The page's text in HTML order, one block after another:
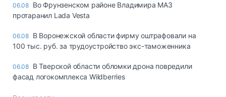
06.08 Во Фрунзенском районе Владимира МАЗ
протаранил Lada Vesta
06.08 В Воронежской области фирму оштрафовали на
100 тыс. руб. за трудоустройство экс-таможенника
06.08 В Тверской области обломки дрона повредили
фасад логокомплекса Wildberries